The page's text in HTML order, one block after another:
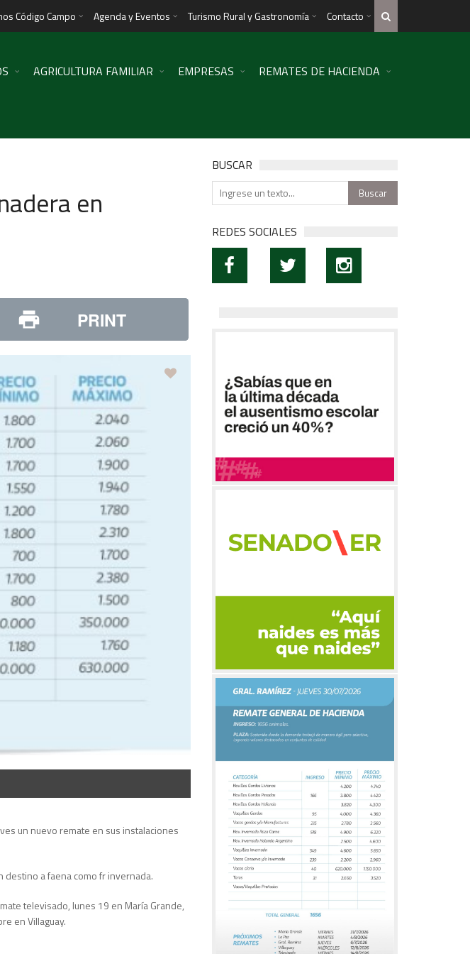
Código Campo Agenda y Eventos Turismo Rural y Gastronomía Contacto
AGRICULTURA FAMILIAR EMPRESAS REMATES DE HACIENDA
en
PRINT
un nuevo remate en sus instalaciones
destino a faena como fr invernada.
televisado, lunes 19 en María Grande,
en Villaguay.
BUSCAR
REDES SOCIALES